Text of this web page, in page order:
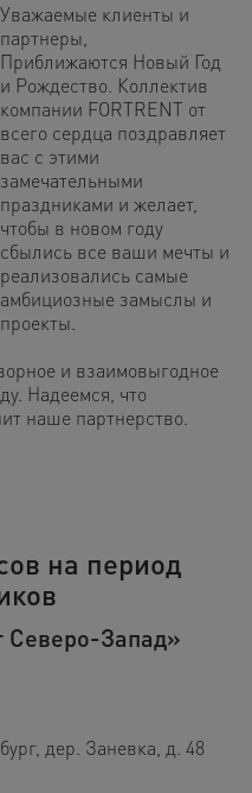
Уважаемые клиенты и
партнеры,
Приближаются Новый Год
и Рождество. Коллектив
компании FORTRENT от
всего сердца поздравляет
вас с этими
замечательными
праздниками и желает,
чтобы в новом году
сбылись все ваши мечты и
реализовались самые
амбициозные замыслы и
проекты.
и взаимовыгодное
Надеемся, что
наше партнерство.
на период
Запад»
дер. Заневка, д. 48